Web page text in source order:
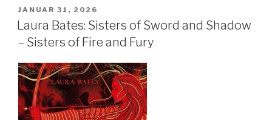
Girls
–
Where
Girls
go
to
Fall“
VERÖFFENTLICHT
AM
JANUAR 31, 2026
Laura Bates: Sisters of Sword and Shadow
– Sisters of Fire and Fury